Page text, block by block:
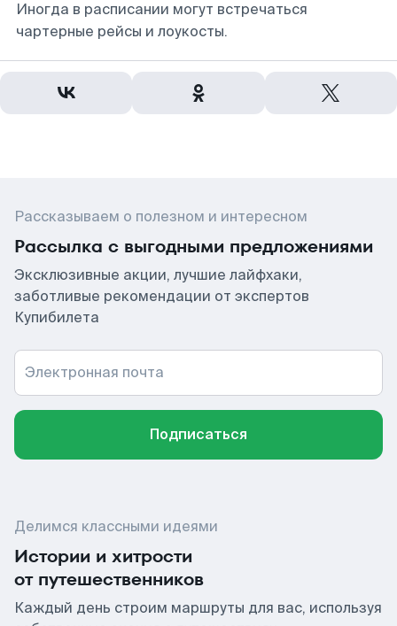
Иногда в расписании могут встречаться
чартерные рейсы и лоукосты.
Рассказываем о полезном и интересном
Рассылка с выгодными предложениями
Эксклюзивные акции, лучшие лайфхаки,
заботливые рекомендации от экспертов
Купибилета
Электронная почта
Подписаться
Делимся классными идеями
Истории и хитрости
от путешественников
Каждый день строим маршруты для вас, используя